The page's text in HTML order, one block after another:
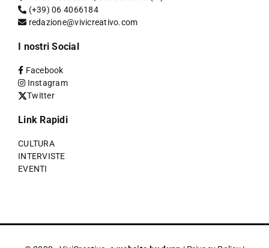
(+39) 06 4066184
redazione@vivicreativo.com
I nostri Social
Facebook
Instagram
Twitter
Link Rapidi
CULTURA
INTERVISTE
EVENTI